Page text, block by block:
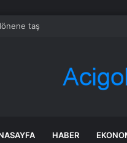
taş
HABER